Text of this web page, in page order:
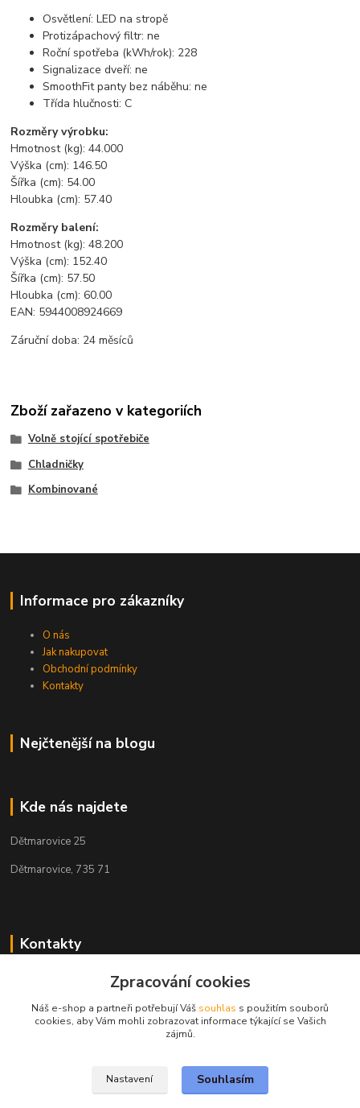
Osvětlení: LED na stropě
Protizápachový filtr: ne
Roční spotřeba (kWh/rok): 228
Signalizace dveří: ne
SmoothFit panty bez náběhu: ne
Třída hlučnosti: C
Rozměry výrobku:
Hmotnost (kg): 44.000
Výška (cm): 146.50
Šířka (cm): 54.00
Hloubka (cm): 57.40
Rozměry balení:
Hmotnost (kg): 48.200
Výška (cm): 152.40
Šířka (cm): 57.50
Hloubka (cm): 60.00
EAN: 5944008924669
Záruční doba: 24 měsíců
Zboží zařazeno v kategoriích
Volně stojící spotřebiče
Chladničky
Kombinované
Informace pro zákazníky
O nás
Jak nakupovat
Obchodní podmínky
Kontakty
Nejčtenější na blogu
Kde nás najdete
Dětmarovice 25
Dětmarovice, 735 71
Kontakty
+420 731 444 327
obchod@volak.net
Zpracování cookies
Náš e-shop a partneři potřebují Váš souhlas s použitím souborů
cookies, aby Vám mohli zobrazovat informace týkající se Vašich
zájmů.
Nastavení Souhlasím